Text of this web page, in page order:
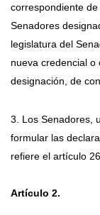
correspondiente
Senadores
legislatura del
nueva credencial o
designación, de
3. Los Senadores,
formular las
refiere el artículo
Artículo 2.